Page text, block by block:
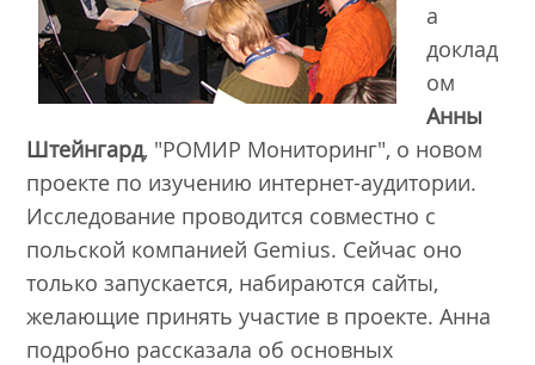
а
доклад
ом
Анны
Штейнгард, "РОМИР Мониторинг", о новом
проекте по изучению интернет-аудитории.
Исследование проводится совместно с
польской компанией Gemius. Сейчас оно
только запускается, набираются сайты,
желающие принять участие в проекте. Анна
подробно рассказала об основных